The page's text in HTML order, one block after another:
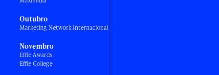
Outubro
Marketing Network Internacional
Novembro
Effie Awards
Effie College